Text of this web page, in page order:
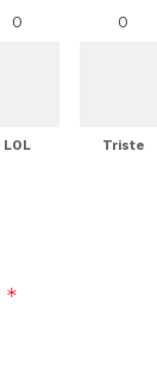
0
LOL
0
Triste
*